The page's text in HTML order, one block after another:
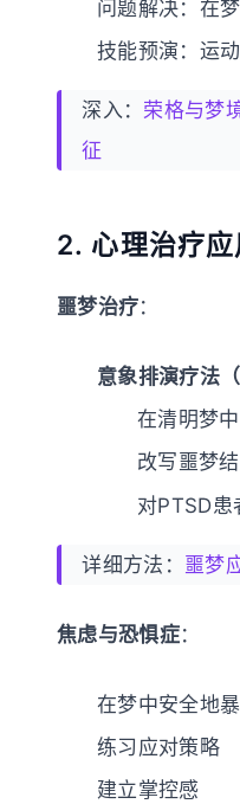
问题解决：在
技能预演：运
深入： 荣格与梦
征
2. 心理治疗应
噩梦治疗：
意象排演疗法
在清明梦
改写噩梦
对PTSD患
详细方法： 噩梦
焦虑与恐惧症：
在梦中安全地
练习应对策略
建立掌控感